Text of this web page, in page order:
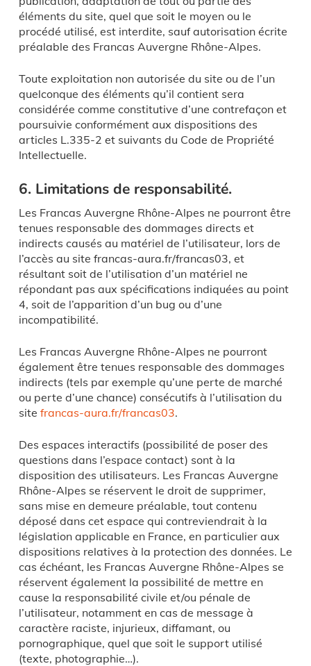
éléments du site, quel que soit le moyen ou le
procédé utilisé, est interdite, sauf autorisation écrite
préalable des Francas Auvergne Rhône-Alpes.
Toute exploitation non autorisée du site ou de l’un
quelconque des éléments qu’il contient sera
considérée comme constitutive d’une contrefaçon et
poursuivie conformément aux dispositions des
articles L.335-2 et suivants du Code de Propriété
Intellectuelle.
6. Limitations de responsabilité.
Les Francas Auvergne Rhône-Alpes ne pourront être
tenues responsable des dommages directs et
indirects causés au matériel de l’utilisateur, lors de
l’accès au site francas-aura.fr/francas03, et
résultant soit de l’utilisation d’un matériel ne
répondant pas aux spécifications indiquées au point
4, soit de l’apparition d’un bug ou d’une
incompatibilité.
Les Francas Auvergne Rhône-Alpes ne pourront
également être tenues responsable des dommages
indirects (tels par exemple qu’une perte de marché
ou perte d’une chance) consécutifs à l’utilisation du
site francas-aura.fr/francas03.
Des espaces interactifs (possibilité de poser des
questions dans l’espace contact) sont à la
disposition des utilisateurs. Les Francas Auvergne
Rhône-Alpes se réservent le droit de supprimer,
sans mise en demeure préalable, tout contenu
déposé dans cet espace qui contreviendrait à la
législation applicable en France, en particulier aux
dispositions relatives à la protection des données. Le
cas échéant, les Francas Auvergne Rhône-Alpes se
réservent également la possibilité de mettre en
cause la responsabilité civile et/ou pénale de
l’utilisateur, notamment en cas de message à
caractère raciste, injurieux, diffamant, ou
pornographique, quel que soit le support utilisé
(texte, photographie…).